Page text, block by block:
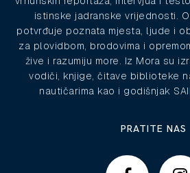
istinske jadranske vrijednosti.
potvrđuje poznata mjesta, ljude i
za plovidbom, brodovima i
žive i razumiju more. Iz Mora su
vodiči, knjige, čitave biblioteke
nautičarima kao i godišnjak
PRATITE NAS